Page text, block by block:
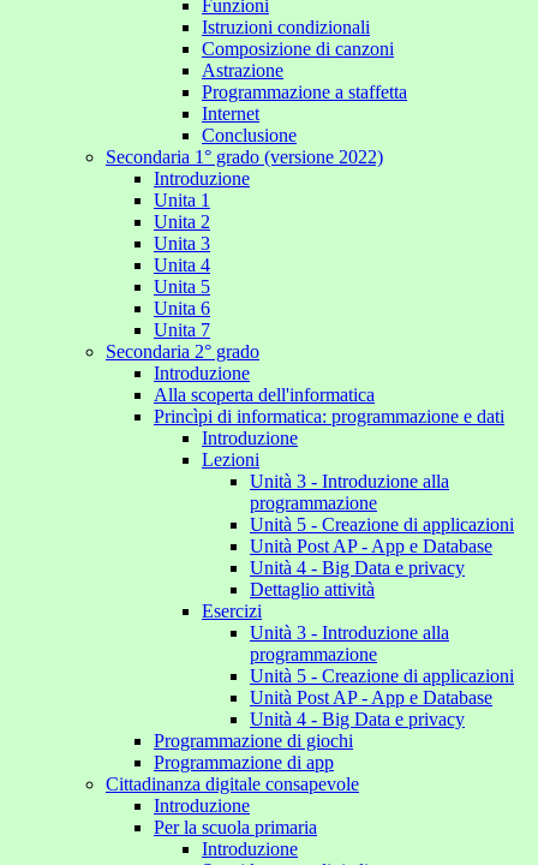
Funzioni
Istruzioni condizionali
Composizione di canzoni
Astrazione
Programmazione a staffetta
Internet
Conclusione
Secondaria 1° grado (versione 2022)
Introduzione
Unita 1
Unita 2
Unita 3
Unita 4
Unita 5
Unita 6
Unita 7
Secondaria 2° grado
Introduzione
Alla scoperta dell'informatica
Princìpi di informatica: programmazione e dati
Introduzione
Lezioni
Unità 3 - Introduzione alla
programmazione
Unità 5 - Creazione di applicazioni
Unità Post AP - App e Database
Unità 4 - Big Data e privacy
Dettaglio attività
Esercizi
Unità 3 - Introduzione alla
programmazione
Unità 5 - Creazione di applicazioni
Unità Post AP - App e Database
Unità 4 - Big Data e privacy
Programmazione di giochi
Programmazione di app
Cittadinanza digitale consapevole
Introduzione
Per la scuola primaria
Introduzione